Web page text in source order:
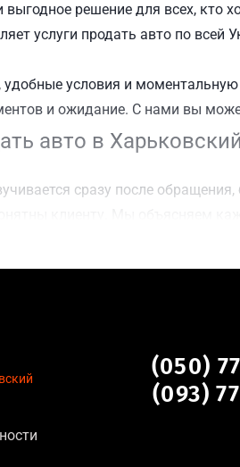
решение для всех, кто
услуги продать авто по
условия и
и ожидание. С нами вы
авто в
сразу после
даже за авто после аварии
массив, Киев
экономически
(050)
(093)